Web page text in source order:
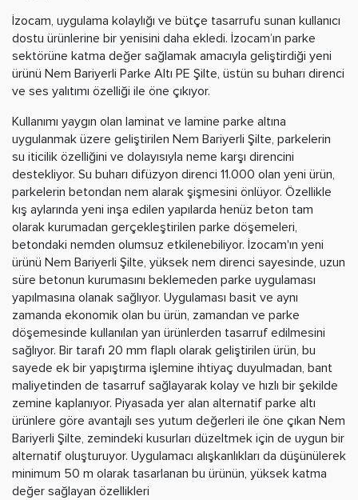
İzocam, uygulama kolaylığı ve bütçe tasarrufu sunan kullanıcı
dostu ürünlerine bir yenisini daha ekledi. İzocam’ın parke
sektörüne katma değer sağlamak amacıyla geliştirdiği yeni
ürünü Nem Bariyerli Parke Altı PE Şilte, üstün su buharı direnci
ve ses yalıtımı özelliği ile öne çıkıyor.
Kullanımı yaygın olan laminat ve lamine parke altına
uygulanmak üzere geliştirilen Nem Bariyerli Şilte, parkelerin
su iticilik özelliğini ve dolayısıyla neme karşı direncini
destekliyor. Su buharı difüzyon direnci 11.000 olan yeni ürün,
parkelerin betondan nem alarak şişmesini önlüyor. Özellikle
kış aylarında yeni inşa edilen yapılarda henüz beton tam
olarak kurumadan gerçekleştirilen parke döşemeleri,
betondaki nemden olumsuz etkilenebiliyor. İzocam'ın yeni
ürünü Nem Bariyerli Şilte, yüksek nem direnci sayesinde, uzun
süre betonun kurumasını beklemeden parke uygulaması
yapılmasına olanak sağlıyor. Uygulaması basit ve aynı
zamanda ekonomik olan bu ürün, zamandan ve parke
döşemesinde kullanılan yan ürünlerden tasarruf edilmesini
sağlıyor. Bir tarafı 20 mm flaplı olarak geliştirilen ürün, bu
sayede ek bir yapıştırma işlemine ihtiyaç duyulmadan, bant
maliyetinden de tasarruf sağlayarak kolay ve hızlı bir şekilde
zemine kaplanıyor. Piyasada yer alan alternatif parke altı
ürünlere göre avantajlı ses yutum değerleri ile öne çıkan Nem
Bariyerli Şilte, zemindeki kusurları düzeltmek için de uygun bir
alternatif oluşturuyor. Uygulamacı alışkanlıkları da düşünülerek
minimum 50 m olarak tasarlanan bu ürünün, yüksek katma
değer sağlayan özellikleri